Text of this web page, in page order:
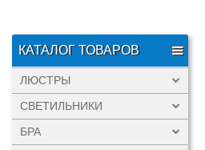
КАТАЛОГ ТОВАРОВ
ЛЮСТРЫ
СВЕТИЛЬНИКИ
БРА